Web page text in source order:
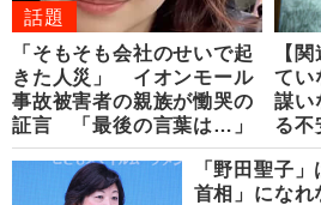
話題
「そもそも会社のせいで起
きた人災」 イオンモール
事故被害者の親族が慟哭の
証言 「最後の言葉は…」
【
てい
謀い
る不
「野田聖子
首相」にな